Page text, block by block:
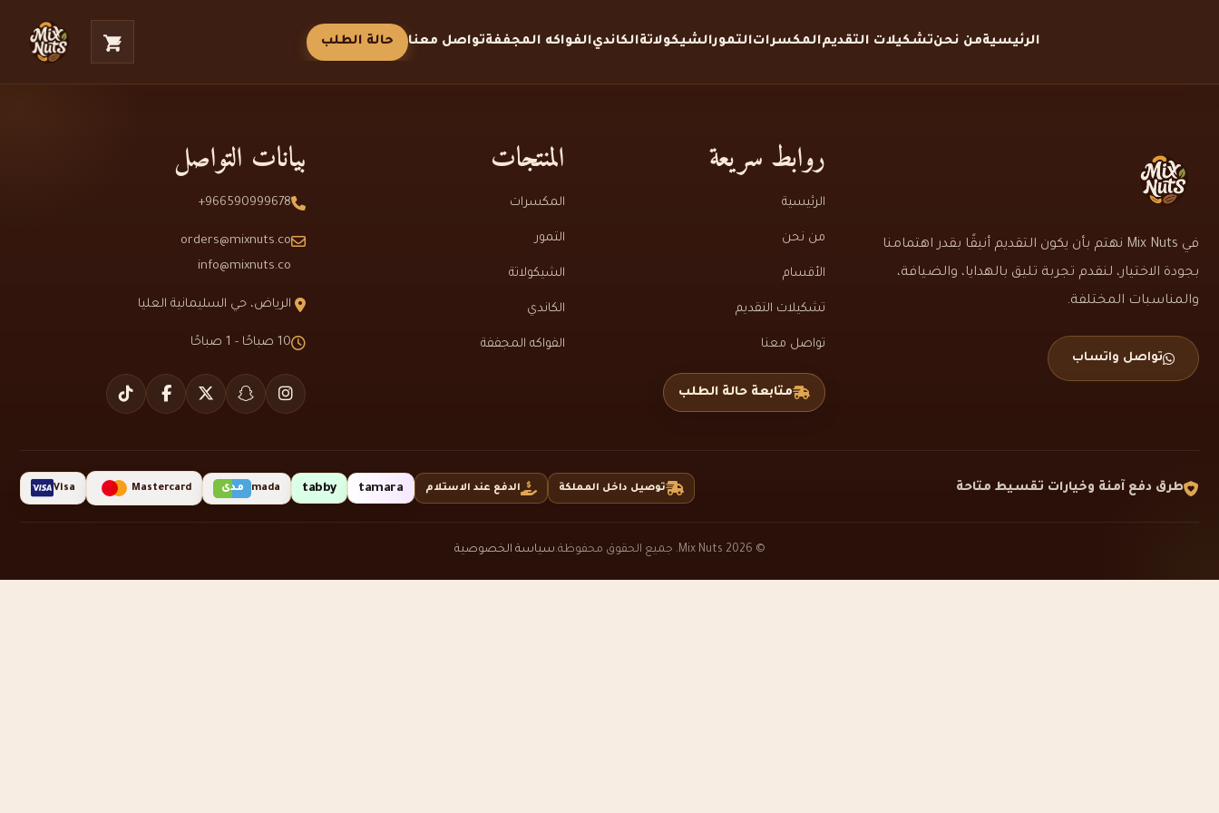
الرئيسيةمن نحنتشكيلات التقديمالمكسراتالتمورالشيكولاتةالكانديالفواكه المجففةتواصل معنا حالة الطلب
في Mix Nuts نهتم بأن يكون التقديم أنيقًا بقدر اهتمامنا
بجودة الاختيار، لنقدم تجربة تليق بالهدايا، والضيافة،
والمناسبات المختلفة.
تواصل واتساب
روابط سريعة
الرئيسية
من نحن
الأقسام
تشكيلات التقديم
تواصل معنا
متابعة حالة الطلب
المنتجات
المكسرات
التمور
الشيكولاتة
الكاندي
الفواكه المجففة
بيانات التواصل
966590999678+
orders@mixnuts.co
info@mixnuts.co
الرياض، حي السليمانية العليا
10 صباحًا - 1 صباحًا
طرق دفع آمنة وخيارات تقسيط متاحة Visa Mastercard مدى mada tabby tamara الدفع عند الاستلام توصيل داخل المملكة
© 2026 Mix Nuts. جميع الحقوق محفوظة. سياسة الخصوصية